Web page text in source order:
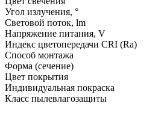
Угол излучения, °
Световой поток, lm
Напряжение питания, V
Индекс цветопередачи CRI (Ra)
Способ монтажа
Форма (сечение)
Цвет покрытия
Индивидуальная покраска
Класс пылевлагозащиты